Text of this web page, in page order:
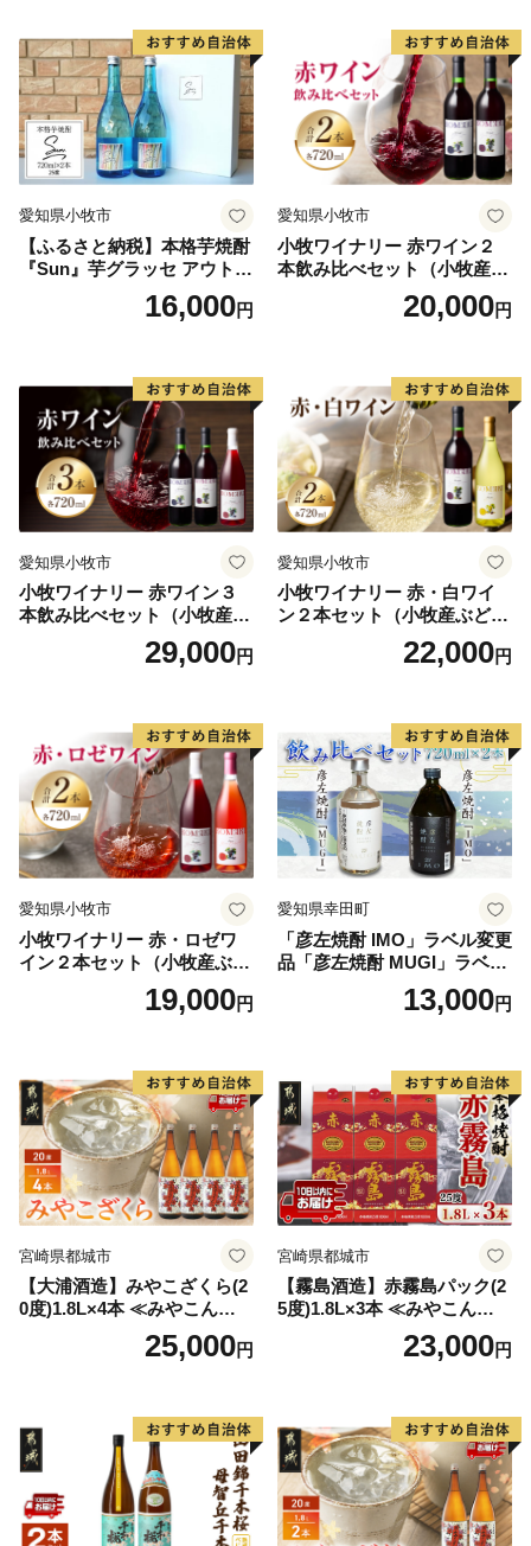
愛知県小牧市
【ふるさと納税】本格芋焼酎
『Sun』芋グラッセ アウトド
ア ソロキャンプ ベランピン
グ 巣ごもり 就労支援16,000円
愛知県小牧市
小牧ワイナリー 赤ワイン２
本飲み比べセット（小牧産ぶ
どう100％使用）20,000円
愛知県小牧市
小牧ワイナリー 赤ワイン３
本飲み比べセット（小牧産ぶ
どう100％使用）29,000円
愛知県小牧市
小牧ワイナリー 赤・白ワイ
ン２本セット（小牧産ぶどう
22,000円
愛知県小牧市
小牧ワイナリー 赤・ロゼワ
イン２本セット（小牧産ぶど
19,000円
愛知県幸田町
「彦左焼酎 IMO」ラベル変更
品「彦左焼酎 MUGI」ラベル
変更品 飲み比べ セット 合計
2本 720ml×各1本 25度 焼酎
13,000円
宮崎県都城市
【大浦酒造】みやこざくら(2
0度)1.8L×4本 ≪みやこんじょ
特急便≫_AD-077125,000円
宮崎県都城市
【霧島酒造】赤霧島パック(2
5度)1.8L×3本 ≪みやこんじょ
特急便≫_23-07-K03P-1800-3
23,000円